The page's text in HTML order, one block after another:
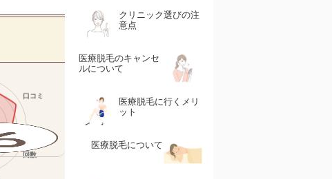
クリニック選びの注
意点
医療脱毛のキャンセ
ルについて
医療脱毛に行くメリ
ット
医療脱毛について